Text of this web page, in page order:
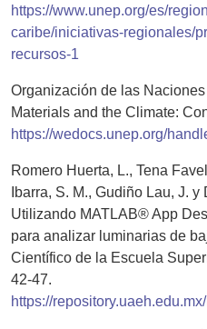
https://www.unep.org/es/
caribe/iniciativas-regionales/
recursos-1
Organización de las
Materials and the Climate:
https://wedocs.unep.org/
Romero Huerta, L., Tena
Ibarra, S. M., Gudiño Lau, J.
Utilizando MATLAB® App
para analizar luminarias de
Científico de la Escuela
42-47.
https://repository.uaeh.edu.mx/revistas/